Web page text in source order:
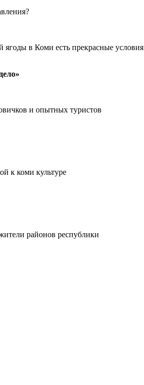
в Коми есть прекрасные условия
и опытных туристов
к коми культуре
районов республики